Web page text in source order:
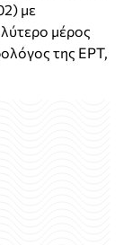
με
μέρος
της ΕΡΤ,